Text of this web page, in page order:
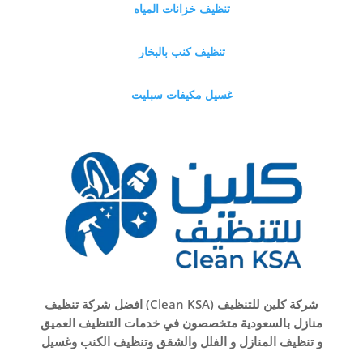
تنظيف خزانات المياه
تنظيف كنب بالبخار
غسيل مكيفات سبليت
شركة كلين للتنظيف (Clean KSA) افضل شركة تنظيف
منازل بالسعودية متخصصون في خدمات التنظيف العميق
و تنظيف المنازل و الفلل والشقق وتنظيف الكنب وغسيل